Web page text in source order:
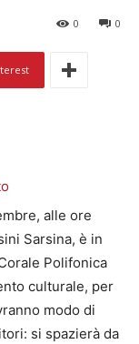
0
0
alle ore
Sarsina, è in
Polifonica
culturale, per
modo di
si spazierà da